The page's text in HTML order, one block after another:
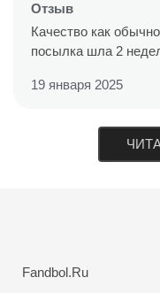
Отзыв
Качество как
посылка шла 2
19 января 2025
Fandbol.Ru